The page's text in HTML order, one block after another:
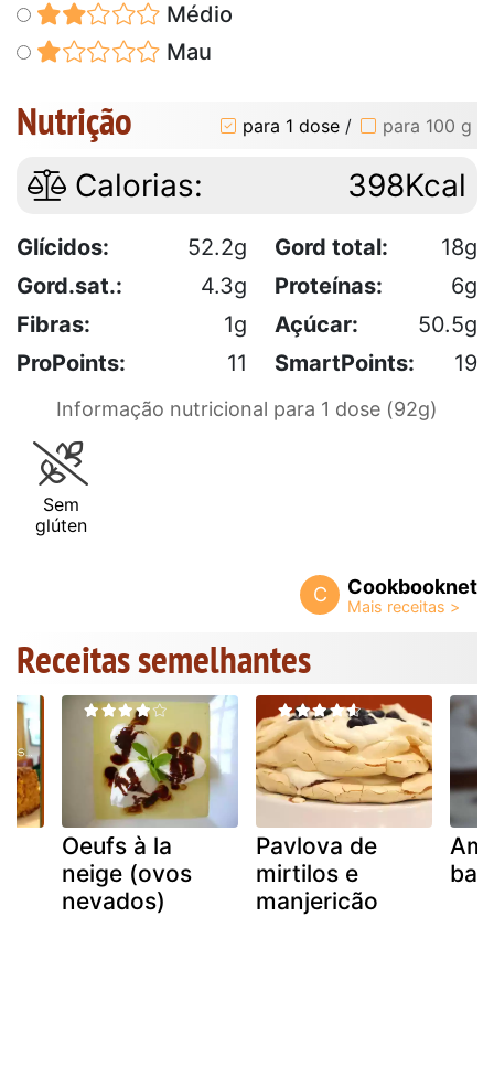
Médio
Mau
Nutrição para 1 dose / para 100 g
Calorias: 398Kcal
Glícidos: 52.2g Gord total:
18g
Gord.sat.:
4.3g Proteínas:
6g
Fibras:
1g Açúcar:
50.5g
ProPoints:
11 SmartPoints: 19
Informação nutricional para 1 dose (92g)
Sem
glúten
C Cookbooknet
Receitas semelhantes
Oeufs à la
neige (ovos
nevados)
Pavlova de
mirtilos e
manjericão